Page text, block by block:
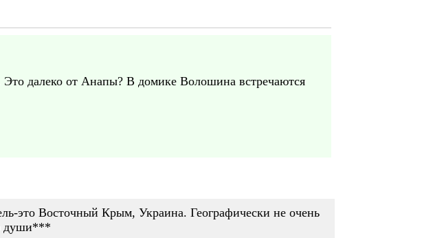
далеко от Анапы? В домике Волошина встречаются
это Восточный Крым, Украина. Географически не очень
души***